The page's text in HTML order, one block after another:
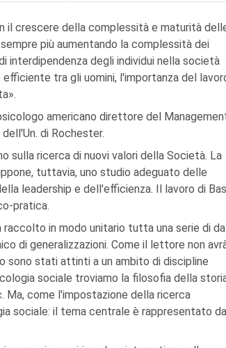
il crescere della complessità e maturità
più aumentando la complessità dei
interdipendenza degli individui nella società
tra gli uomini, l'importanza del
americano direttore del
di Rochester.
ricerca di nuovi valori della Società. La
tuttavia, uno studio adeguato delle
leadership e dell'efficienza. Il lavoro di
pratica.
in modo unitario tutta una serie di
di generalizzazioni. Come il lettore non
sono stati attinti a un ambito di discipline
sociale troviamo la filosofia della
Ma, come l'impostazione della ricerca
sociale: il tema centrale è rappresentato